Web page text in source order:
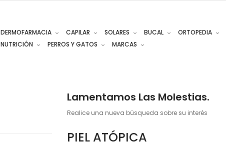
DERMOFARMACIA CAPILAR SOLARES BUCAL ORTOPEDIA
NUTRICIÓN
PERROS Y GATOS MARCAS
Lamentamos Las Molestias.
Realice una nueva búsqueda sobre su interés
PIEL ATÓPICA